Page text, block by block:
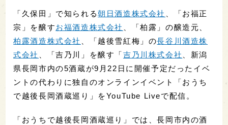
「久保田」で知られる朝日酒造株式会社 、「お福正
宗」を醸すお福酒造株式会社 、「柏露」の醸造元、
柏露酒造株式会社 、「越後雪紅梅」の長谷川酒造株
式会社 、「吉乃川」を醸す「吉乃川株式会社 、新潟
県長岡市内の5酒蔵が9月22日に開催予定だったイベ
ントの代わりに独自のオンラインイベント「おうち
で越後長岡酒蔵巡り」をYouTube Liveで配信。
「おうちで越後長岡酒蔵巡り」では、長岡市内の酒